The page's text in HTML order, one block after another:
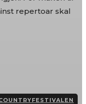
repertoar skal